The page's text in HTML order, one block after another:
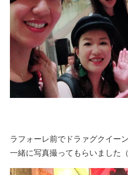
ラフォーレ前でドラァグクイー
一緒に写真撮ってもらいました（